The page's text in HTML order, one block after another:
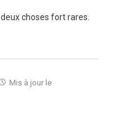
choses fort rares.
Mis à jour le